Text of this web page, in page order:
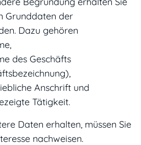
Grunddaten der
Dazu gehören
des Geschäfts
Anschrift und
Tätigkeit.
Daten erhalten, müssen Sie
nachweisen.